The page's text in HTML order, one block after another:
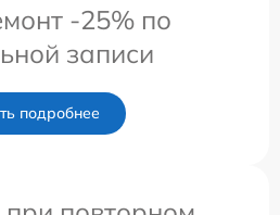
-25% по
записи
подробнее